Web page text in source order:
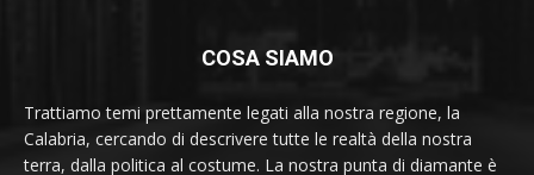
COSA SIAMO
Trattiamo temi prettamente legati alla nostra regione, la
Calabria, cercando di descrivere tutte le realtà della nostra
terra, dalla politica al costume. La nostra punta di diamante è